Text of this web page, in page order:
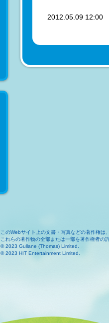
2012.05.09
このWebサイト上の文書・写真などの著作権は
これらの著作物の全部または一部を著作権者の
© 2023 Gullane (Thomas) Limited.
© 2023 HIT Entertainment Limited.